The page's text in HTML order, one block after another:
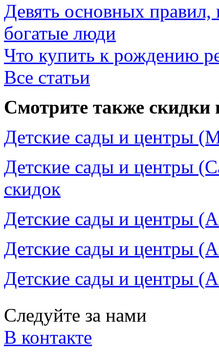
Девять основных
богатые люди
Что купить к рождению
Все статьи
Смотрите также скидки
Детские сады и центры
Детские сады и центры
скидок
Детские сады и центры
Детские сады и центры
Детские сады и центры
Следуйте за нами
В контакте